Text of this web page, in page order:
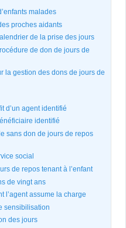
malades
proches aidants
de la prise des jours
de don de jours de
la gestion des dons de jours de
d’un agent identifié
identifié
sans don de jours de repos
social
de repos tenant à l’enfant
de vingt ans
l’agent assume la charge
sensibilisation
des jours